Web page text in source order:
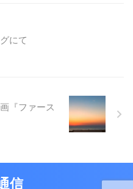
にて
『ファース
信